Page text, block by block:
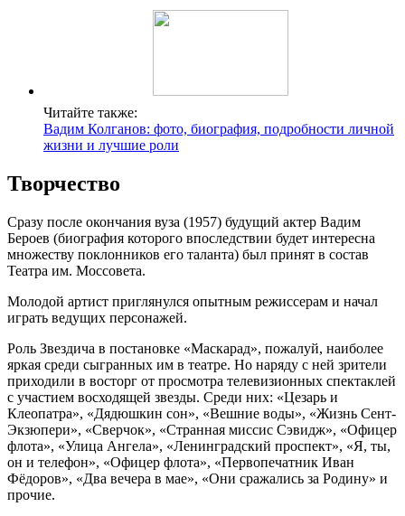
Читайте также:
Вадим Колганов: фото, биография, подробности личной
жизни и лучшие роли
Творчество
Сразу после окончания вуза (1957) будущий актер Вадим
Бероев (биография которого впоследствии будет интересна
множеству поклонников его таланта) был принят в состав
Театра им. Моссовета.
Молодой артист приглянулся опытным режиссерам и начал
играть ведущих персонажей.
Роль Звездича в постановке «Маскарад», пожалуй, наиболее
яркая среди сыгранных им в театре. Но наряду с ней зрители
приходили в восторг от просмотра телевизионных спектаклей
с участием восходящей звезды. Среди них: «Цезарь и
Клеопатра», «Дядюшкин сон», «Вешние воды», «Жизнь Сент-
Экзюпери», «Сверчок», «Странная миссис Сэвидж», «Офицер
флота», «Улица Ангела», «Ленинградский проспект», «Я, ты,
он и телефон», «Офицер флота», «Первопечатник Иван
Фёдоров», «Два вечера в мае», «Они сражались за Родину» и
прочие.